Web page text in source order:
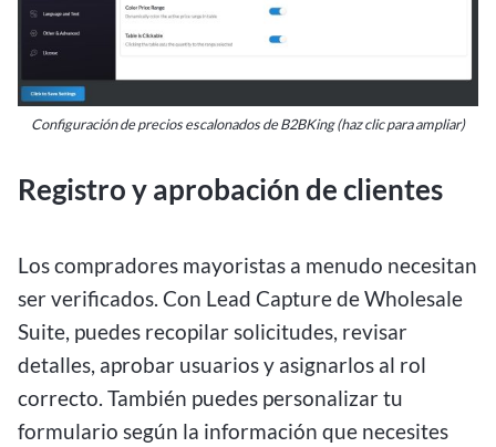
Configuración de precios escalonados de B2BKing (haz clic para ampliar)
Registro y aprobación de clientes
Los compradores mayoristas a menudo necesitan
ser verificados. Con Lead Capture de Wholesale
Suite, puedes recopilar solicitudes, revisar
detalles, aprobar usuarios y asignarlos al rol
correcto. También puedes personalizar tu
formulario según la información que necesites